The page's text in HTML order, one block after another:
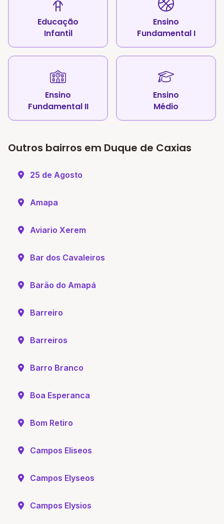
Educação
Infantil
Ensino
Fundamental I
Ensino
Fundamental II
Ensino
Médio
Outros bairros em Duque de Caxias
25 de Agosto
Amapa
Aviario Xerem
Bar dos Cavaleiros
Barão do Amapá
Barreiro
Barreiros
Barro Branco
Boa Esperanca
Bom Retiro
Campos Eliseos
Campos Elyseos
Campos Elysios